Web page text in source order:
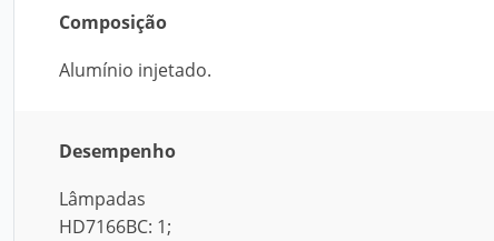
Composição
Alumínio injetado.
Desempenho
Lâmpadas
HD7166BC: 1;